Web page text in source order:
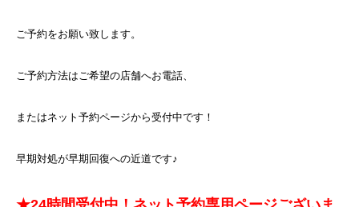
ご予約をお願い致します。
ご予約方法はご希望の店舗へお電話、
またはネット予約ページから受付中です！
早期対処が早期回復への近道です♪